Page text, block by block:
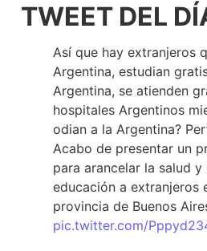
TWEET DEL
Así que hay extranjeros
Argentina, estudian
Argentina, se atienden
hospitales Argentinos
odian a la Argentina?
Acabo de presentar un
para arancelar la salud y
educación a extranjeros
provincia de Buenos
pic.twitter.com/